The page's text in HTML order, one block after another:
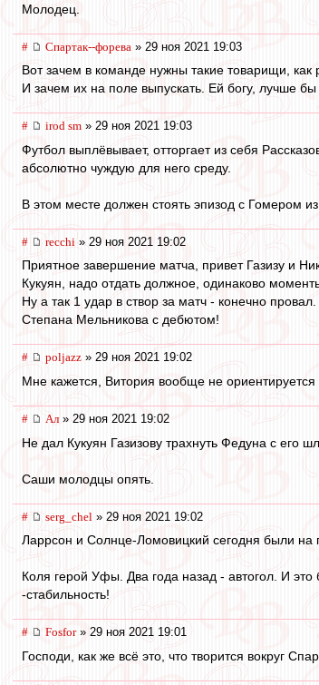
Молодец.
# Cпартак--форева » 29 ноя 2021 19:03
Вот зачем в команде нужны такие товарищи,
И зачем их на поле выпускать. Ей богу, лучше
# irod sm » 29 ноя 2021 19:03
Футбол выплёвывает, отторгает из себя
абсолютно чуждую для него среду.
В этом месте должен стоять эпизод с Гомером
# recchi » 29 ноя 2021 19:02
Приятное завершение матча, привет Газизу и
Кукуян, надо отдать должное, одинаково
Ну а так 1 удар в створ за матч - конечно
Степана Мельникова с дебютом!
# poljazz » 29 ноя 2021 19:02
Мне кажется, Витория вообще не ориентируется
# Ал» 29 ноя 2021 19:02
Не дал Кукуян Газизову трахнуть Федуна с его
Саши молодцы опять.
# serg_chel » 29 ноя 2021 19:02
Ларрсон и Солнце-Ломовицкий сегодня были на
Коля герой Уфы. Два года назад - автогол. И
-стабильность!
# Fosfor» 29 ноя 2021 19:01
Господи, как же всё это, что творится вокруг